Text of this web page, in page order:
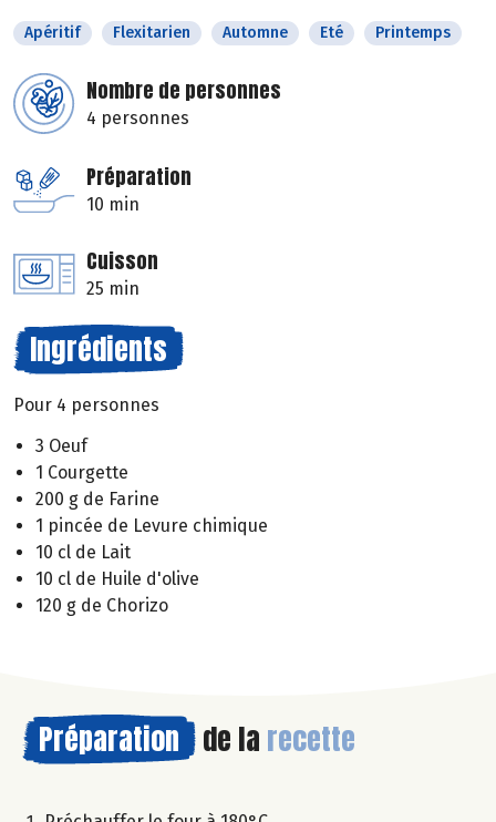
Apéritif Flexitarien Automne Eté Printemps
Nombre de personnes
4 personnes
Préparation
10 min
Cuisson
25 min
Ingrédients
Pour 4 personnes
3 Oeuf
1 Courgette
200 g de Farine
1 pincée de Levure chimique
10 cl de Lait
10 cl de Huile d'olive
120 g de Chorizo
Préparation de la recette